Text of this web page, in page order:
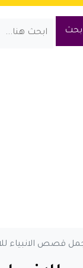
قصص الانبياء